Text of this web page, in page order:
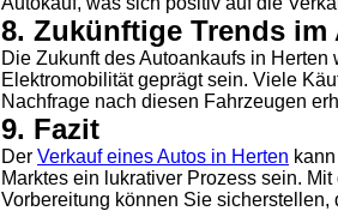
8. Zukünftige Trends
Die Zukunft des Autoankaufs in
Elektromobilität geprägt sein. Viele
Nachfrage nach diesen Fahrzeugen
9. Fazit
Der Verkauf eines Autos in Herten
Marktes ein lukrativer Prozess sein.
Vorbereitung können Sie